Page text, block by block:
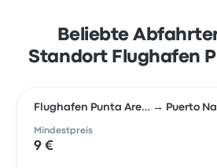
Beliebte
Standort Flughafen
Flughafen Punta Are… → Puerto
Mindestpreis
9 €